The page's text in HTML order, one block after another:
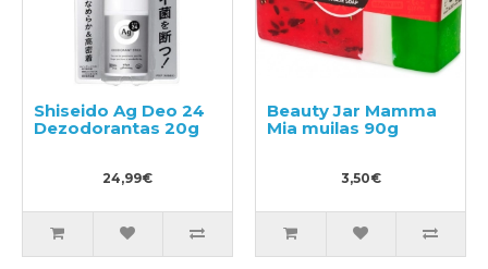
Shiseido Ag Deo 24
Dezodorantas 20g
24,99€
Beauty Jar Mamma
Mia muilas 90g
3,50€